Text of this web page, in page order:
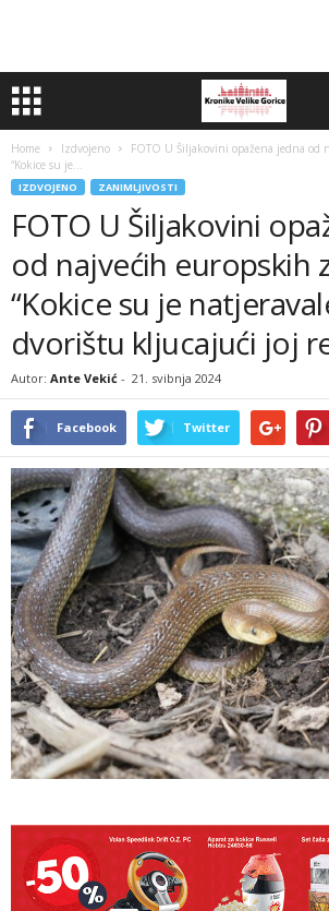
Home Izdvojeno
FOTO U Šiljakovini opažena jedna
“Kokice su je...
IZDVOJENO ZANIMLJIVOSTI
FOTO U Šiljakovini
od najvećih europskih
“Kokice su je
dvorištu kljucajući joj
Autor: Ante Vekić - 21. svibnja 2024
Facebook Twitter